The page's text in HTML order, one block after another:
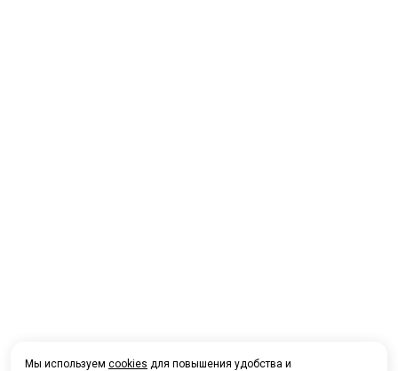
Мы используем cookies для повышения удобства и